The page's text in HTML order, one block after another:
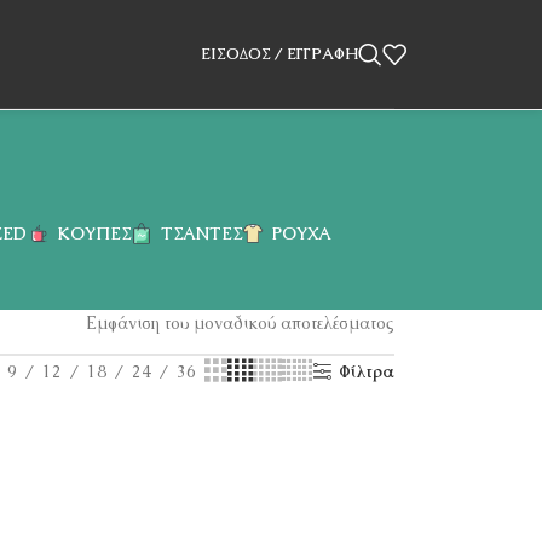
ΕΊΣΟΔΟΣ / ΕΓΓΡΑΦΉ
ΚΟΎΠΕΣ ΤΣΆΝΤΕΣ ΡΟΎΧΑ
Εμφάνιση του μοναδικού αποτελέσματος
9 12 18 24 36 Φίλτρα